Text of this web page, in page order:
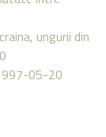
ungurii din
05-20